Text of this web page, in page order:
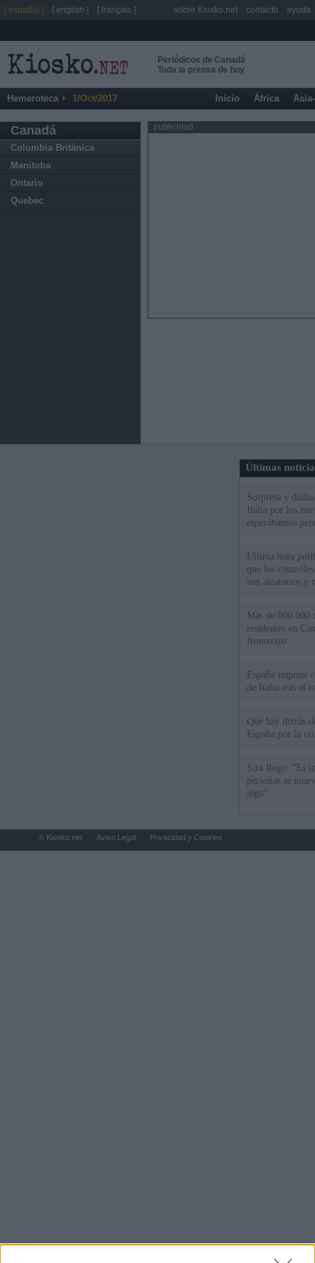
Periódicos de Canadá
Toda la prensa de hoy
Hemeroteca 1/Oct/2017 Inicio África
Canadá
Columbia Británica
Manitoba
Ontario
Quebec
publicidad
Últimas
Sorpresa y
Italia por los
esperábamos
Última hora
que los
son aleatorios y
Más de 800.000
residentes en
fronterizo
España impone
de Italia tras el
Qué hay detrás
España por la
Sira Rego: "Es
personas se
algo"
[ español ] [ english ] [ français ] sobre Kiosko.net contacto ayuda
© Kiosko.net Aviso Legal Privacidad y Cookies